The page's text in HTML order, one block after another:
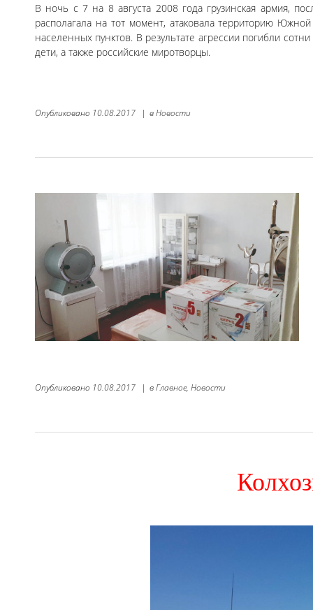
В ночь с 7 на 8 августа 2008 года грузинская армия,
располагала на тот момент, атаковала территорию
населенных пунктов. В результате агрессии погибли
дети, а также российские миротворцы.
Опубликовано 10.08.2017 | вНовости
Опубликовано 10.08.2017 | вГлавное, Новости